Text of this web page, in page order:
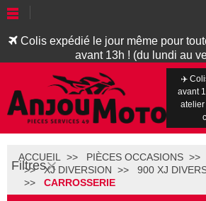
Colis expédié le jour même pour
avant 13h ! (du lundi au
✈️
avant
Filtres
ACCUEIL PIÈCES OCCASIONS
XJ DIVERSION
900 XJ
CARROSSERIE